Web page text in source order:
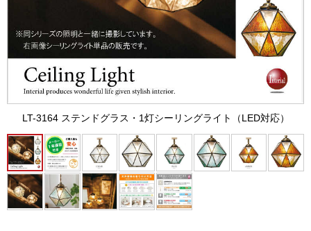
LT-3164 ステンドグラス・1灯シーリングライト（LED対応）